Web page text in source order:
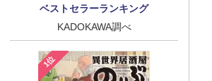
ベストセラーランキング
KADOKAWA調べ
1位